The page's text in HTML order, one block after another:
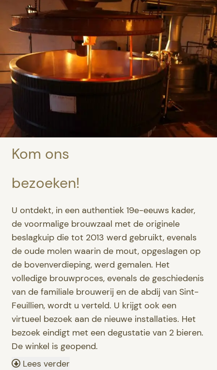
Kom ons
bezoeken!
U ontdekt, in een authentiek 19e-eeuws kader,
de voormalige brouwzaal met de originele
beslagkuip die tot 2013 werd gebruikt, evenals
de oude molen waarin de mout, opgeslagen op
de bovenverdieping, werd gemalen. Het
volledige brouwproces, evenals de geschiedenis
van de familiale brouwerij en de abdij van Sint-
Feuillien, wordt u verteld. U krijgt ook een
virtueel bezoek aan de nieuwe installaties. Het
bezoek eindigt met een degustatie van 2 bieren.
De winkel is geopend.
Lees verder